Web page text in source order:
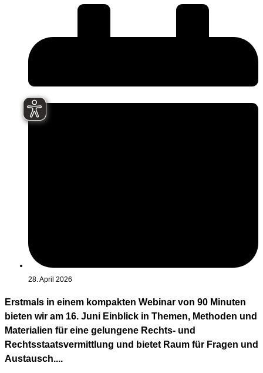
28. April 2026
Erstmals in einem kompakten Webinar von 90 Minuten
bieten wir am 16. Juni Einblick in Themen, Methoden und
Materialien für eine gelungene Rechts- und
Rechtsstaatsvermittlung und bietet Raum für Fragen und
Austausch....